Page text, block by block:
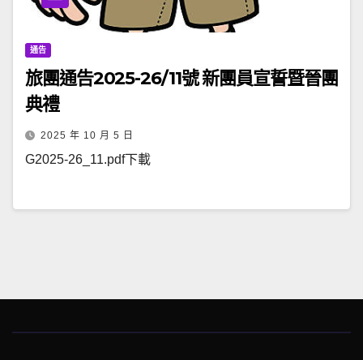
通告
旅團通告2025-26/11號 新團員宣誓暨晉團
典禮
2025 年 10 月 5 日
G2025-26_11.pdf下載